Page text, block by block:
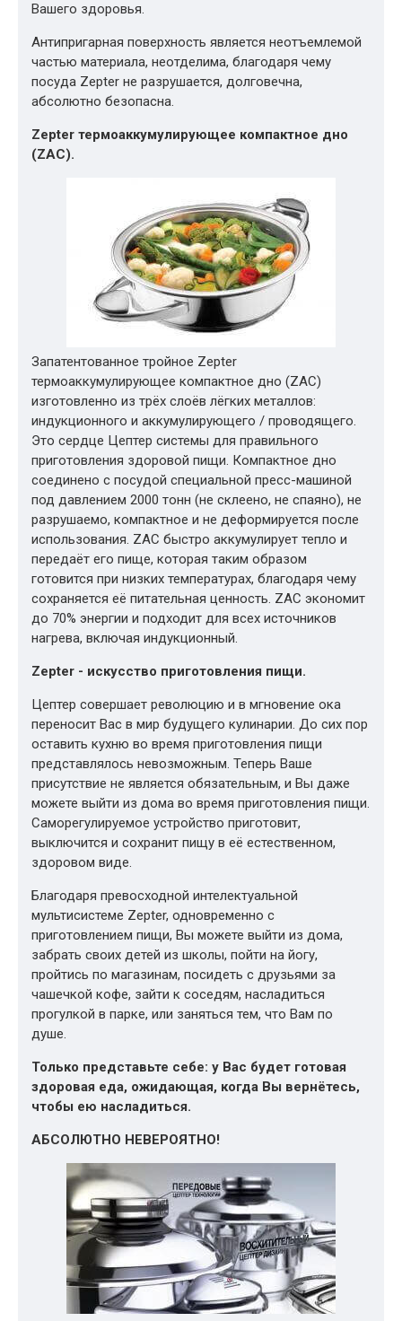
Вашего здоровья.
Антипригарная поверхность является неотъемлемой
частью материала, неотделима, благодаря чему
посуда Zepter не разрушается, долговечна,
абсолютно безопасна.
Zepter термоаккумулирующее компактное дно
(ZAC).
Запатентованное тройное Zepter
термоаккумулирующее компактное дно (ZAC)
изготовленно из трёх слоёв лёгких металлов:
индукционного и аккумулирующего / проводящего.
Это сердце Цептер системы для правильного
приготовления здоровой пищи. Компактное дно
соединено с посудой специальной пресс-машиной
под давлением 2000 тонн (не склеено, не спаяно), не
разрушаемо, компактное и не деформируется после
использования. ZAC быстро аккумулирует тепло и
передаёт его пище, которая таким образом
готовится при низких температурах, благодаря чему
сохраняется её питательная ценность. ZAC экономит
до 70% энергии и подходит для всех источников
нагрева, включая индукционный.
Zepter - искусство приготовления пищи.
Цептер совершает революцию и в мгновение ока
переносит Вас в мир будущего кулинарии. До сих пор
оставить кухню во время приготовления пищи
представлялось невозможным. Теперь Ваше
присутствие не является обязательным, и Вы даже
можете выйти из дома во время приготовления пищи.
Саморегулируемое устройство приготовит,
выключится и сохранит пищу в её естественном,
здоровом виде.
Благодаря превосходной интелектуальной
мультисистеме Zepter, одновременно с
приготовлением пищи, Вы можете выйти из дома,
забрать своих детей из школы, пойти на йогу,
пройтись по магазинам, посидеть с друзьями за
чашечкой кофе, зайти к соседям, насладиться
прогулкой в парке, или заняться тем, что Вам по
душе.
Только представьте себе: у Вас будет готовая
здоровая еда, ожидающая, когда Вы вернётесь,
чтобы ею насладиться.
АБСОЛЮТНО НЕВЕРОЯТНО!